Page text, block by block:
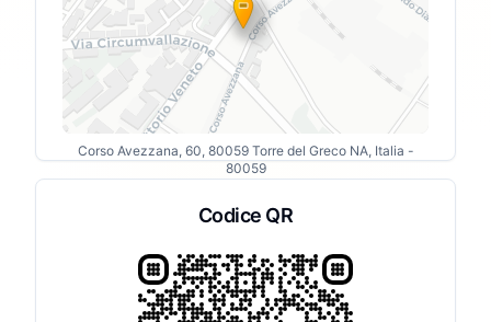
Corso Avezzana, 60, 80059 Torre del Greco NA, Italia -
80059
Codice QR